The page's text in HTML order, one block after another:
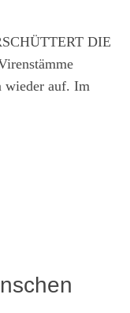
DIE
wieder auf. Im